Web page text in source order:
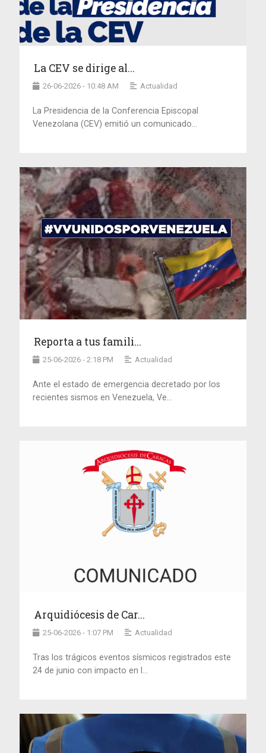
La CEV se dirige al...
26-06-2026 - 10:48 AM Actualidad
La Presidencia de la Conferencia Episcopal
Venezolana (CEV) emitió un comunicado...
Reporta a tus famili...
25-06-2026 - 2:18 PM Actualidad
Ante el estado de emergencia decretado por los
recientes sismos en Venezuela, Ve...
Arquidiócesis de Car...
25-06-2026 - 1:07 PM Actualidad
Tras los trágicos eventos sísmicos registrados este
24 de junio con impacto en l...